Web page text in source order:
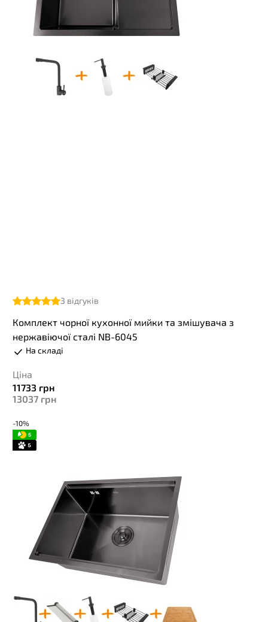
3 відгуків
Комплект чорної кухонної мийки та змішувача з
нержавіючої сталі NB-6045
На складі
Ціна
11733 грн
13037 грн
-10%